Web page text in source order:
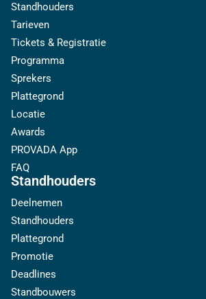
Standhouders
Tarieven
Tickets & Registratie
Programma
Sprekers
Plattegrond
Locatie
Awards
PROVADA App
FAQ
Standhouders
Deelnemen
Standhouders
Plattegrond
Promotie
Deadlines
Standbouwers